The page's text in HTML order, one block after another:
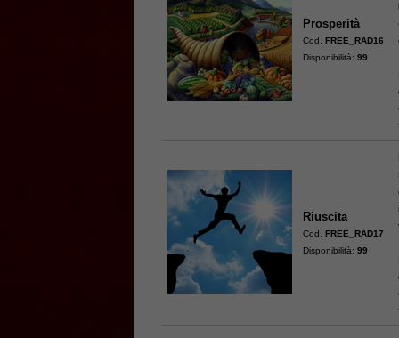
Prosperità
Cod.FREE_RAD16
Disponibilità:99
Riuscita
Cod.FREE_RAD17
Disponibilità:99